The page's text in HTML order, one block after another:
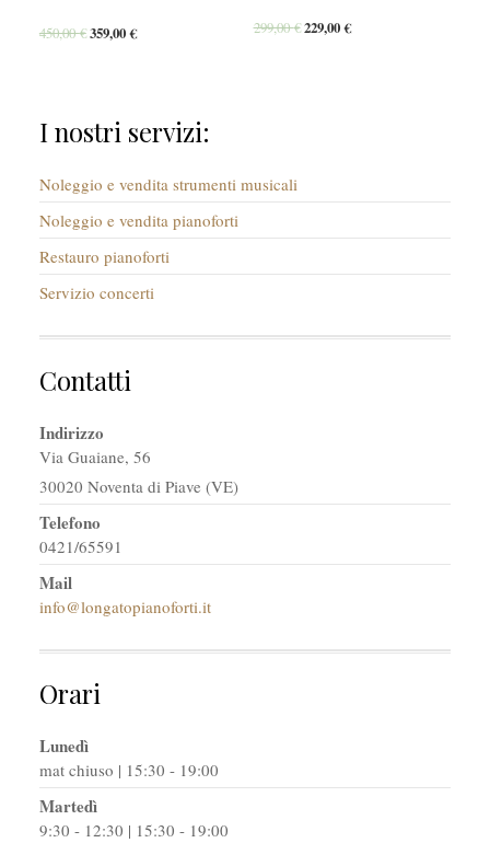
450,00€359,00€ 299,00€229,00€
I nostri servizi:
Noleggio e vendita strumenti musicali
Noleggio e vendita pianoforti
Restauro pianoforti
Servizio concerti
Contatti
Indirizzo
Via Guaiane, 56
30020 Noventa di Piave (VE)
Telefono
0421/65591
Mail
info@longatopianoforti.it
Orari
Lunedì
mat chiuso | 15:30 - 19:00
Martedì
9:30 - 12:30 | 15:30 - 19:00